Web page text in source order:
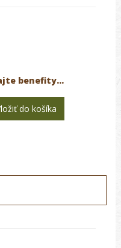
benefity...
do košíka